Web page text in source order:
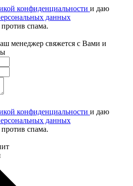
конфиденциальности и даю
данных
спама.
менеджер свяжется с Вами и
конфиденциальности и даю
данных
спама.